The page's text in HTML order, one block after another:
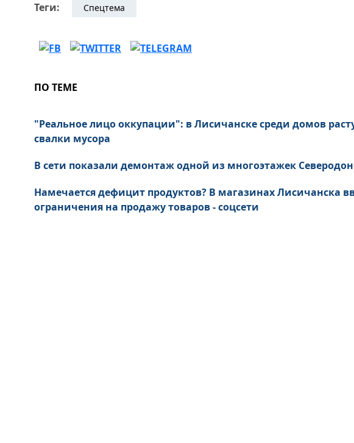
Теги: Спецтема
ПО ТЕМЕ
"Реальное лицо оккупации": в Лисичанске среди домов
свалки мусора
В сети показали демонтаж одной из многоэтажек
Намечается дефицит продуктов? В магазинах Лисичанска
ограничения на продажу товаров - соцсети